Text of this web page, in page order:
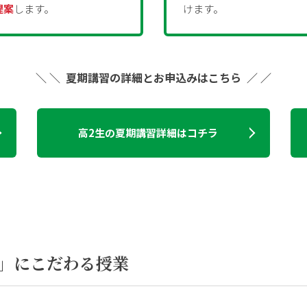
案します。 けます。
＼ ＼ 夏期講習の詳細とお申込みはこちら ／ ／
高2生の夏期講習詳細はコチラ
にこだわる授業